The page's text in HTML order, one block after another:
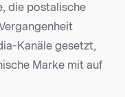
die postalische
Kanäle gesetzt,
Marke mit auf